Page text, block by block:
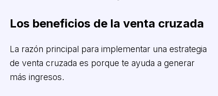
Los beneficios de la venta cruzada
La razón principal para implementar una estrategia
de venta cruzada es porque te ayuda a generar
más ingresos.